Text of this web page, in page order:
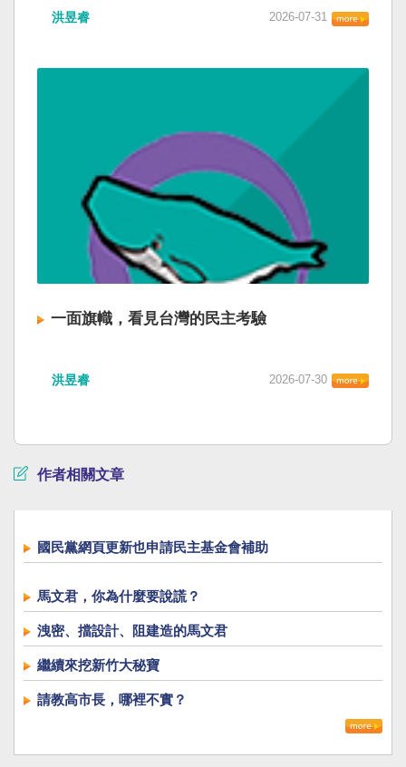
洪昱睿 2026-07-31
一面旗幟，看見台灣的民主考驗
洪昱睿 2026-07-30
作者相關文章
國民黨網頁更新也申請民主基金會補助
馬文君，你為什麼要說謊？
洩密、擋設計、阻建造的馬文君
繼續來挖新竹大秘寶
請教高市長，哪裡不實？